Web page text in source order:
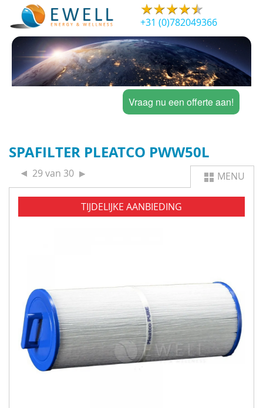
+31 (0)782049366
Vraag nu een offerte aan!
SPAFILTER PLEATCO PWW50L
29 van 30 MENU
TIJDELIJKE AANBIEDING